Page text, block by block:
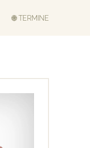
🌐 TERMINE